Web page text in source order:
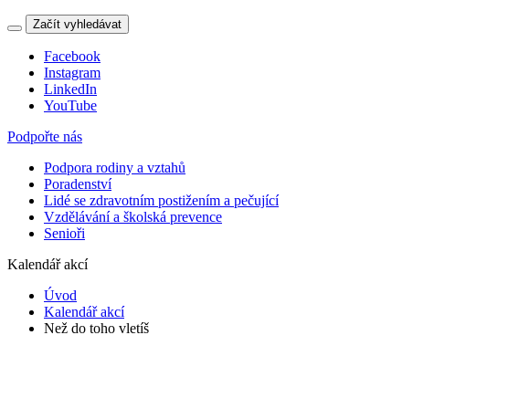
Začít vyhledávat
Facebook
Instagram
LinkedIn
YouTube
Podpořte nás
Podpora rodiny a vztahů
Poradenství
Lidé se zdravotním postižením a pečující
Vzdělávání a školská prevence
Senioři
Kalendář akcí
Úvod
Kalendář akcí
Než do toho vletíš